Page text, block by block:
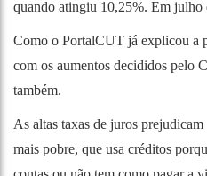
quando atingiu 10,25%. Em julho
Como o PortalCUT já explicou a
com os aumentos decididos pelo
também.
As altas taxas de juros
mais pobre, que usa créditos